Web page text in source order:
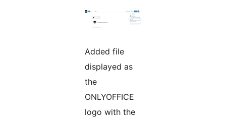
Added file
displayed as
the
ONLYOFFICE
logo with the